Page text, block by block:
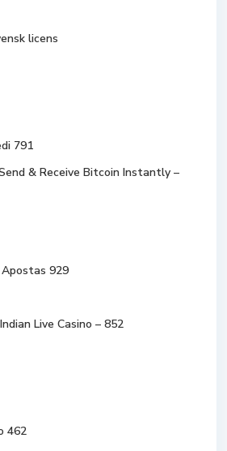
licens
791
& Receive Bitcoin Instantly –
929
Live Casino – 852
462